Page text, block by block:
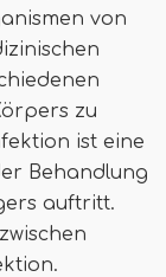
von
zu
ist eine
Behandlung
auftritt.